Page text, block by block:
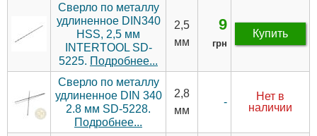
Сверло по металлу
удлиненное DIN340
HSS, 2,5 мм
INTERTOOL SD-
5225. Подробнее...
2,5
мм
9
грн
Купить
Сверло по металлу
удлиненное DIN 340
2.8 мм SD-5228.
Подробнее...
2,8
мм
-
Нет в
наличии